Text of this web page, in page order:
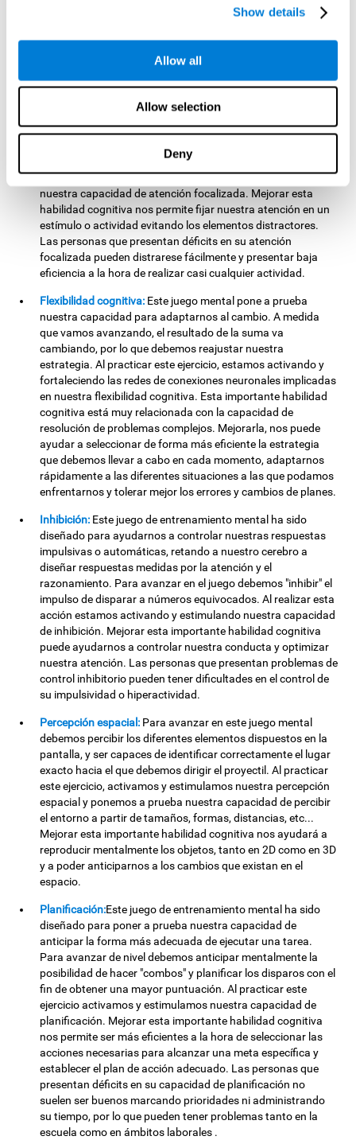
Show details
Allow all
Allow selection
Deny
cognitiva nos ayudará a ser más eficientes en aquellas
cognitivas complejas. Como por ejemplo, la comprensión del
lenguaje, la lectura, las habilidades matemáticas, el
pone a prueba nuestra atención. Para no ser eliminados
debemos analizar cuidadosamente qué número debemos
disparar. Si fallamos el tiro, nuestro proyectil se unirá a la
cola y la cinta irá avanzando y restándonos tiempo. Al
practicar este ejercicio estamos estimulando y fortaleciendo
nuestra capacidad de atención focalizada. Mejorar esta
habilidad cognitiva nos permite fijar nuestra atención en un
estímulo o actividad evitando los elementos distractores.
Las personas que presentan déficits en su atención
focalizada pueden distrarese fácilmente y presentar baja
eficiencia a la hora de realizar casi cualquier actividad.
Flexibilidad cognitiva: Este juego mental pone a prueba
nuestra capacidad para adaptarnos al cambio. A medida
que vamos avanzando, el resultado de la suma va
cambiando, por lo que debemos reajustar nuestra
estrategia. Al practicar este ejercicio, estamos activando y
fortaleciendo las redes de conexiones neuronales implicadas
en nuestra flexibilidad cognitiva. Esta importante habilidad
cognitiva está muy relacionada con la capacidad de
resolución de problemas complejos. Mejorarla, nos puede
ayudar a seleccionar de forma más eficiente la estrategia
que debemos llevar a cabo en cada momento, adaptarnos
rápidamente a las diferentes situaciones a las que podamos
enfrentarnos y tolerar mejor los errores y cambios de planes.
Inhibición: Este juego de entrenamiento mental ha sido
diseñado para ayudarnos a controlar nuestras respuestas
impulsivas o automáticas, retando a nuestro cerebro a
diseñar respuestas medidas por la atención y el
razonamiento. Para avanzar en el juego debemos "inhibir" el
impulso de disparar a números equivocados. Al realizar esta
acción estamos activando y estimulando nuestra capacidad
de inhibición. Mejorar esta importante habilidad cognitiva
puede ayudarnos a controlar nuestra conducta y optimizar
nuestra atención. Las personas que presentan problemas de
control inhibitorio pueden tener dificultades en el control de
su impulsividad o hiperactividad.
Percepción espacial: Para avanzar en este juego mental
debemos percibir los diferentes elementos dispuestos en la
pantalla, y ser capaces de identificar correctamente el lugar
exacto hacia el que debemos dirigir el proyectil. Al practicar
este ejercicio, activamos y estimulamos nuestra percepción
espacial y ponemos a prueba nuestra capacidad de percibir
el entorno a partir de tamaños, formas, distancias, etc...
Mejorar esta importante habilidad cognitiva nos ayudará a
reproducir mentalmente los objetos, tanto en 2D como en 3D
y a poder anticiparnos a los cambios que existan en el
espacio.
Planificación:Este juego de entrenamiento mental ha sido
diseñado para poner a prueba nuestra capacidad de
anticipar la forma más adecuada de ejecutar una tarea.
Para avanzar de nivel debemos anticipar mentalmente la
posibilidad de hacer "combos" y planificar los disparos con el
fin de obtener una mayor puntuación. Al practicar este
ejercicio activamos y estimulamos nuestra capacidad de
planificación. Mejorar esta importante habilidad cognitiva
nos permite ser más eficientes a la hora de seleccionar las
acciones necesarias para alcanzar una meta específica y
establecer el plan de acción adecuado. Las personas que
presentan déficits en su capacidad de planificación no
suelen ser buenos marcando prioridades ni administrando
su tiempo, por lo que pueden tener problemas tanto en la
escuela como en ámbitos laborales .